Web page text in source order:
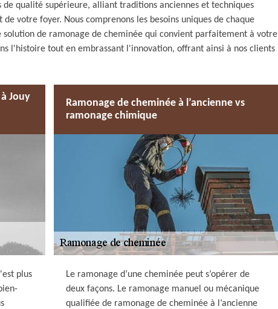
qualité supérieure, alliant traditions anciennes et techniques
votre foyer. Nous comprenons les besoins uniques de chaque
de ramonage de cheminée qui convient parfaitement à votre
l'histoire tout en embrassant l'innovation, offrant ainsi à nos clients
Jouy
plus
Ramonage de cheminée à l’ancienne vs
ramonage chimique
Le ramonage d’une cheminée peut s’opérer de
deux façons. Le ramonage manuel ou mécanique
qualifiée de ramonage de cheminée à l’ancienne